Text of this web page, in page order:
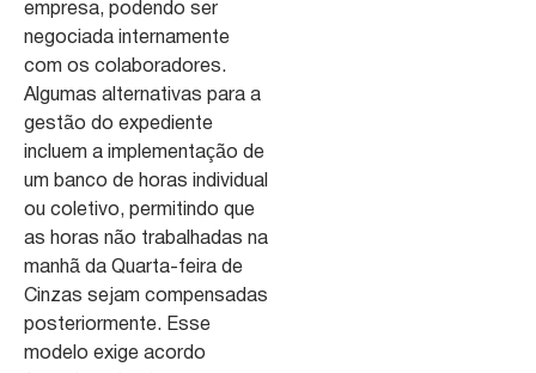
empresa, podendo ser
negociada internamente
com os colaboradores.
Algumas alternativas para a
gestão do expediente
incluem a implementação de
um banco de horas individual
ou coletivo, permitindo que
as horas não trabalhadas na
manhã da Quarta-feira de
Cinzas sejam compensadas
posteriormente. Esse
modelo exige acordo